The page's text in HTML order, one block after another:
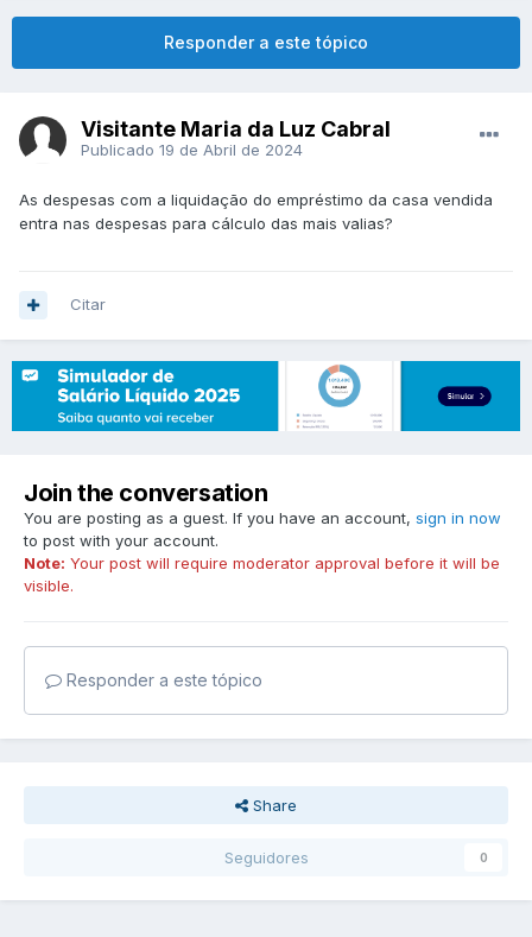
Responder a este tópico
Visitante Maria da Luz Cabral
Publicado 19 de Abril de 2024
As despesas com a liquidação do empréstimo da casa vendida
entra nas despesas para cálculo das mais valias?
Citar
Join the conversation
You are posting as a guest. If you have an account, sign in now
to post with your account.
Note: Your post will require moderator approval before it will be
visible.
Responder a este tópico
Share
Seguidores 0